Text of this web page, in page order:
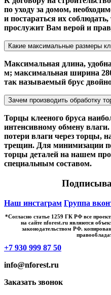
по уходу за домом,
и постараться их соблюдать,
прослужит Вам верой и
Какие максимальные размеры
Максимальная длина,
м; максимальная ширина
так называемый брус
Зачем производить обработку
Торцы клееного бруса
интенсивному обмену
потери влаги через торцы,
трещин. Для минимизации
торцы деталей на нашем
специальным составом.
Наш инстаграм Группа
*Cогласно статье 1259 ГК РФ все
на сайте nforest.ru являются
законодательством РФ.
+7 930 999 87 50
info@nforest.ru
Заказать звонок